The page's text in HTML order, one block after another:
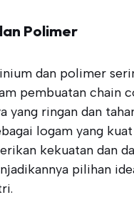
Polimer
dan polimer
pembuatan chain
yang ringan dan
logam yang
kekuatan dan
pilihan